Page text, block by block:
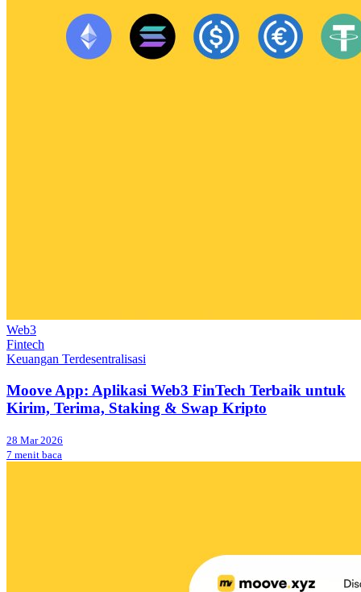
Web3
Fintech
Keuangan Terdesentralisasi
Moove App: Aplikasi Web3 FinTech Terbaik untuk
Kirim, Terima, Staking & Swap Kripto
28 Mar 2026
7 menit baca